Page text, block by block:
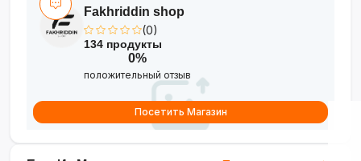
кулинарных экспериментов!
Fakhriddin shop
(0)
134 продукты
0%
положительный отзыв
Посетить Магазин